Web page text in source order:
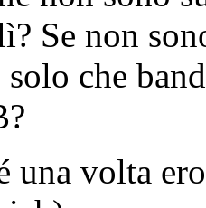
Se non
che
una volta